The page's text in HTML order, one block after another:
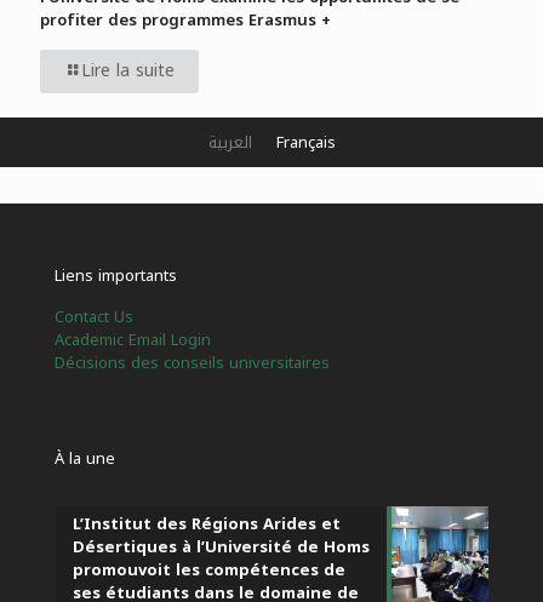
profiter des programmes Erasmus +
Lire la suite
Liens importants
Contact Us
Academic Email Login
Décisions des conseils universitaires
À la une
L’Institut des Régions Arides et
Désertiques à l’Université de Homs
promouvoit les compétences de
ses étudiants dans le domaine de
العربية Français